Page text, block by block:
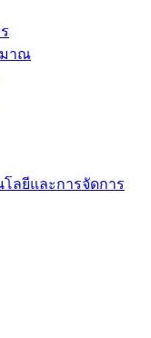
มาณ
ลยีและการจัดการ